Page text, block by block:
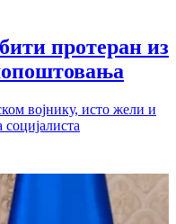
протеран из
војнику, исто жели и